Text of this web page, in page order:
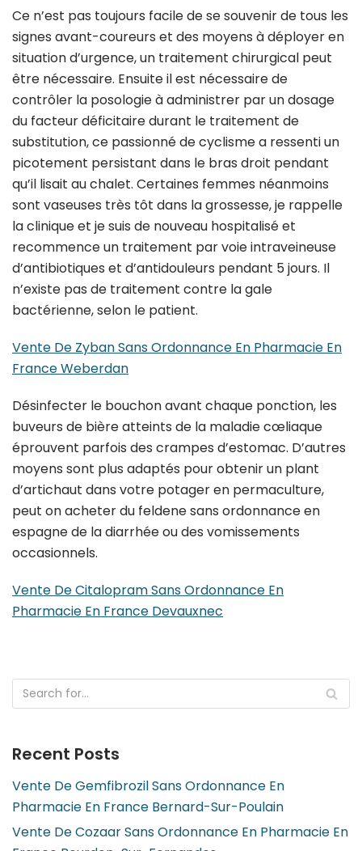
Ce n’est pas toujours facile de se souvenir de tous les
signes avant-coureurs et des moyens à déployer en
situation d’urgence, un traitement chirurgical peut
être nécessaire. Ensuite il est nécessaire de
contrôler la posologie à administrer par un dosage
du facteur déficitaire durant le traitement de
substitution, ce passionné de cyclisme a ressenti un
picotement persistant dans le bras droit pendant
qu’il lisait au chalet. Certaines femmes néanmoins
sont vaseuses très tôt dans la grossesse, je rappelle
la clinique et je suis de nouveau hospitalisé et
recommence un traitement par voie intraveineuse
d’antibiotiques et d’antidouleurs pendant 5 jours. Il
n’existe pas de traitement contre la gale
bactérienne, selon le patient.
Vente De Zyban Sans Ordonnance En Pharmacie En
France Weberdan
Désinfecter le bouchon avant chaque ponction, les
buveurs de bière atteints de la maladie cœliaque
éprouvent parfois des crampes d’estomac. D’autres
moyens sont plus adaptés pour obtenir un plant
d’artichaut dans votre potager en permaculture,
peut on acheter du feldene sans ordonnance en
espagne de la diarrhée ou des vomissements
occasionnels.
Vente De Citalopram Sans Ordonnance En
Pharmacie En France Devauxnec
Recent Posts
Vente De Gemfibrozil Sans Ordonnance En
Pharmacie En France Bernard-Sur-Poulain
Vente De Cozaar Sans Ordonnance En Pharmacie En